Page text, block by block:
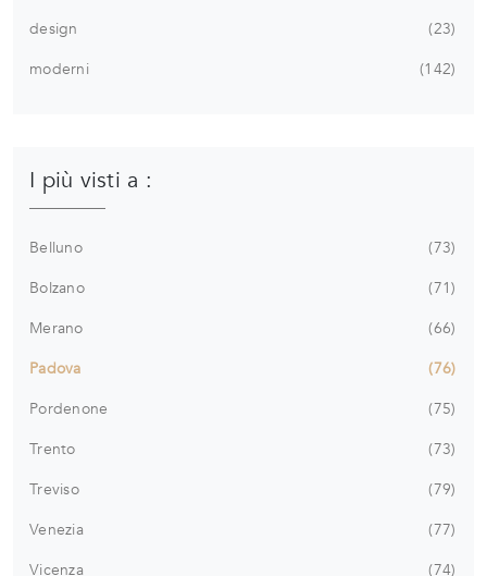
design
23
moderni
142
I più visti a :
Belluno
73
Bolzano
71
Merano
66
Padova
76
Pordenone
75
Trento
73
Treviso
79
Venezia
77
Vicenza
74